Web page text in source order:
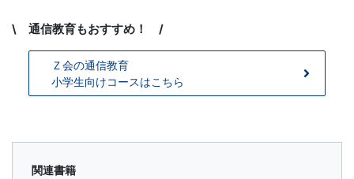
で\ 通信教育もおすすめ！ /
Ｚ会の通信教育
小学生向けコースはこちら
関連書籍